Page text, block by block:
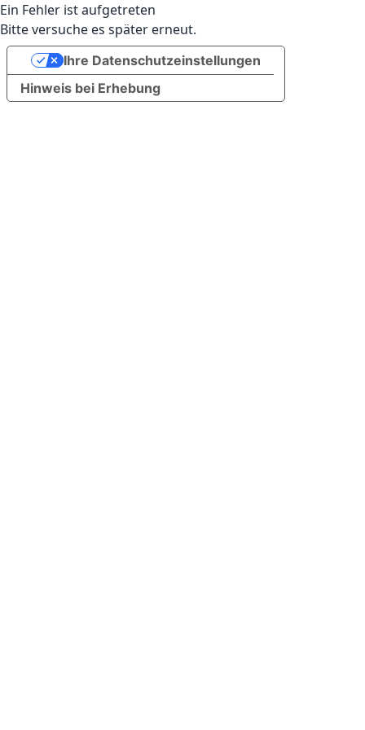
Ein Fehler ist aufgetreten
Bitte versuche es später erneut.
Hinweis bei Erhebung
Ihre Datenschutzeinstellungen